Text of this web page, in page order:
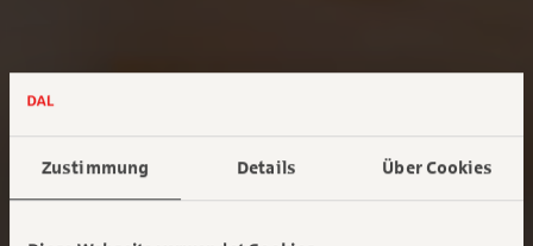
Zustimmung Details Über Cookies